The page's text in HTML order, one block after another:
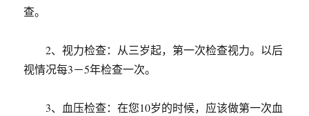
查。
2、视力检查：从三岁起，第一次检查视力。以后
视情况每3－5年检查一次。
3、血压检查：在您10岁的时候，应该做第一次血